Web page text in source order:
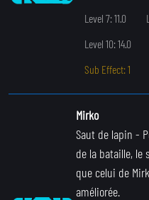
Level 7: 11.0
Level 10: 14.0
Sub Effect: 1
Mirko
Saut de lapin -
de la bataille,
que celui de
améliorée.